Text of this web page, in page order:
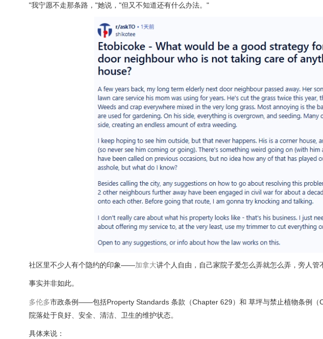
"我宁愿不走那条路，"她说，"但又不知道还有什么办法。"
社区里不少人有个隐约的印象——加拿大讲个人自由，自己家院子爱怎么弄就怎么弄，旁人管
事实并非如此。
多伦多市政条例——包括Property Standards 条款（Chapter 629）和 草坪与禁止植物条例（
院落处于良好、安全、清洁、卫生的维护状态。
具体来说：